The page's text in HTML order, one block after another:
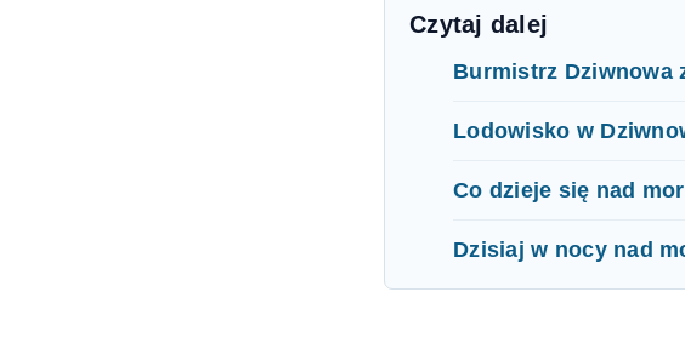
Czytaj dalej
Burmistrz Dziwnowa
Lodowisko w
Co dzieje się nad
Dzisiaj w nocy nad